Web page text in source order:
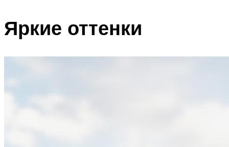
Яркие оттенки